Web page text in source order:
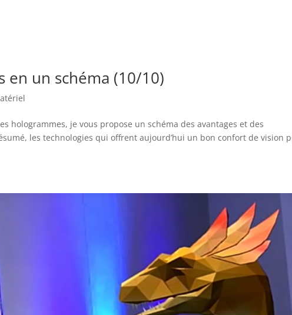
en un schéma (10/10)
hologrammes, je vous propose un schéma des avantages et des
les technologies qui offrent aujourd’hui un bon confort de vision